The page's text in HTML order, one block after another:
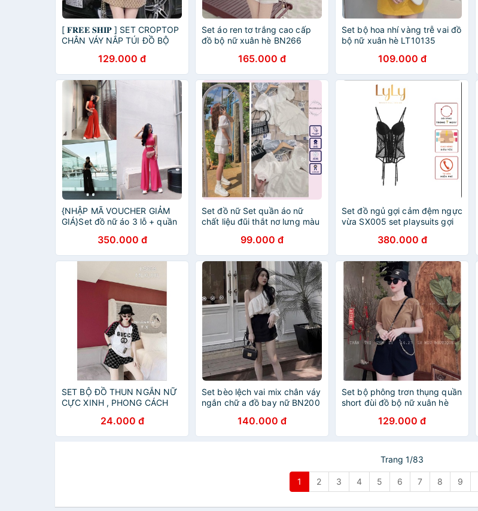
[ 𝐅𝐑𝐄𝐄 𝐒𝐇𝐈𝐏 ] SET CROPTOP
CHÂN VÁY NẮP TÚI ĐỒ BỘ
129.000 đ
Set áo ren tơ trắng cao cấp
đồ bộ nữ xuân hè BN266
165.000 đ
Set bộ hoa nhí vàng trễ vai đồ
bộ nữ xuân hè LT10135
109.000 đ
{NHẬP MÃ VOUCHER GIẢM
GIÁ}Set đồ nữ áo 3 lỗ + quần
sang chảnh Annastore
350.000 đ
Set đồ nữ Set quần áo nữ
chất liệu đũi thắt nơ lưng màu
Ulzzang dành cho nữ PHULA
99.000 đ
Set đồ ngủ gợi cảm đệm ngực
vừa SX005 set playsuits gợi
380.000 đ
SET BỘ ĐỒ THUN NGẮN NỮ
CỰC XINH , PHONG CÁCH
24.000 đ
Set bèo lệch vai mix chân váy
ngắn chữ a đồ bay nữ BN200
140.000 đ
Set bộ phông trơn thụng quần
short đùi đồ bộ nữ xuân hè
129.000 đ
Trang 1/83
1 2 3 4 5 6 7 8 9